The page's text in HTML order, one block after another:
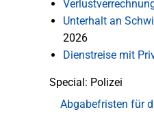
Unterhalt an
2026
Dienstreise mit
Special: Polizei
Abgabefristen für